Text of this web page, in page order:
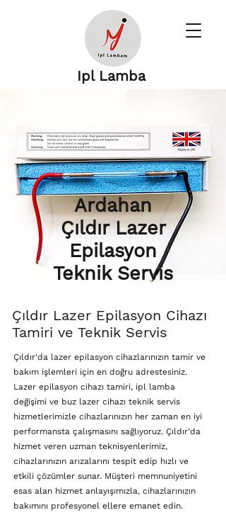
Ipl Lamba
Ardahan
Çıldır Lazer
Epilasyon
Teknik Servis
Çıldır Lazer Epilasyon Cihazı
Tamiri ve Teknik Servis
Çıldır'da lazer epilasyon cihazlarınızın tamir ve
bakım işlemleri için en doğru adrestesiniz.
Lazer epilasyon cihazı tamiri, ipl lamba
değişimi ve buz lazer cihazı teknik servis
hizmetlerimizle cihazlarınızın her zaman en iyi
performansta çalışmasını sağlıyoruz. Çıldır'da
hizmet veren uzman teknisyenlerimiz,
cihazlarınızın arızalarını tespit edip hızlı ve
etkili çözümler sunar. Müşteri memnuniyetini
esas alan hizmet anlayışımızla, cihazlarınızın
bakımını profesyonel ellere emanet edin.